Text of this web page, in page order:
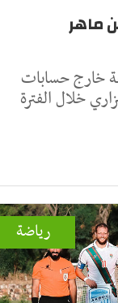
ماهر
خارج حسابات
خلال الفترة
رياضة